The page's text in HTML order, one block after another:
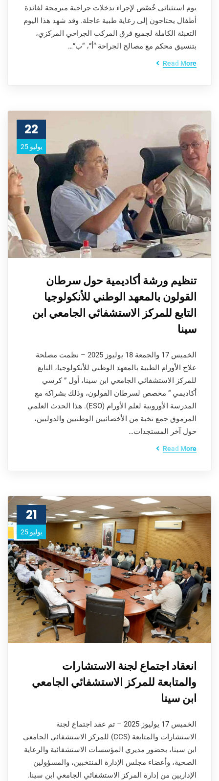
يوم استثنائي خُصّص لإجراء تدخلات جراحية مبرمجة لفائدة
أطفال يحتاجون إلى رعاية طبية عاجلة. وقد شهد هذا اليوم
التعبئة الكاملة لجميع فرق المركب الجراحي المركزي،
بتنسيق محكم مع مصالح الجراحة “أ”، “ب”…
Read More
22
يوليو 25
تنظيم ورشة أكاديمية حول سرطان
القولون بالمعهد الوطني للأنكولوجيا
التابع للمركز الاستشفائي الجامعي ابن
سينا
الخميس 17 والجمعة 18 يوليوز 2025 – نظمت مصلحة
علاج الأورام الطبية بالمعهد الوطني للأنكولوجيا، التابع
للمركز الاستشفائي الجامعي ابن سينا، أول ” كرسي
أكاديمي ” مخصص لسرطان القولون، وذلك بشراكة مع
المدرسة الأوروبية لعلم الأورام (ESO). هذا الحدث العلمي
المرموق جمع نخبة من الأخصائيين الوطنيين والدوليين،
حول آخر المستجدات…
Read More
21
يوليو 25
انعقاد اجتماع لجنة الاستشارات
والمتابعة للمركز الاستشفائي الجامعي
ابن سينا
الخميس 17 يوليوز 2025 – تم عقد اجتماع لجنة
الاستشارات والمتابعة (CCS) للمركز الاستشفائي الجامعي
ابن سينا، بحضور مديري المؤسسات الاستشفائية والرعاية
الصحية، وأعضاء مجلس الإدارة المنتخبين، والمسؤولين
الإداريين من إدارة المركز الاستشفائي الجامعي ابن سينا.